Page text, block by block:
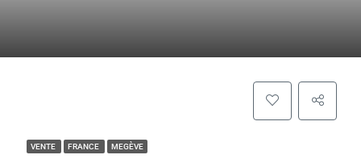
VENTE FRANCE MEGÈVE